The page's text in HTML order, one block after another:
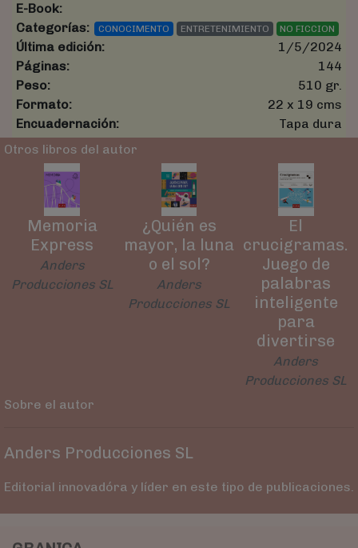
E-Book:
Categorías:
CONOCIMENTO ENTRETENIMIENTO NO FICCION
Última edición:
1/5/2024
Páginas:
144
Peso:
510 gr.
Formato:
22 x 19 cms
Encuadernación:
Tapa dura
Otros libros del autor
Memoria
Express
Anders
Producciones SL
¿Quién es
mayor, la luna
o el sol?
Anders
Producciones SL
El
crucigramas.
Juego de
palabras
inteligente
para
divertirse
Anders
Producciones SL
Sobre el autor
Anders Producciones SL
Editorial innovadóra y líder en este tipo de publicaciones.